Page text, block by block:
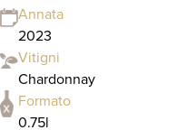
Annata
2023
Vitigni
Chardonnay
Formato
0.75l